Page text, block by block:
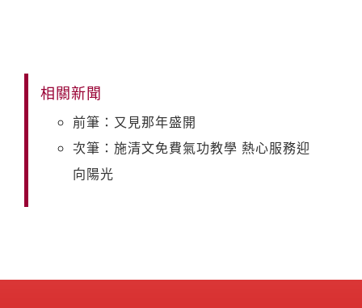
相關新聞
前筆：又見那年盛開
次筆：施清文免費氣功教學 熱心服務迎
向陽光